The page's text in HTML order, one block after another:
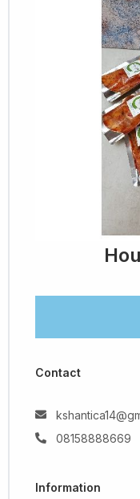
Contact
08158888669
Information